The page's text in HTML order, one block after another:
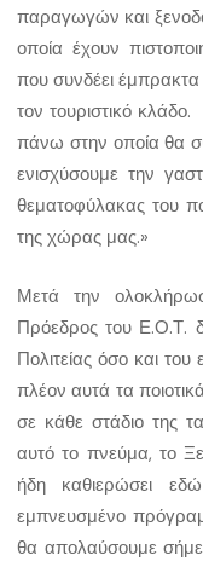
παραγωγών και
οποία έχουν
που συνδέει
τον τουριστικό
πάνω στην οποία θα
ενισχύσουμε την
θεματοφύλακας του
της χώρας μας.»
Μετά την
Πρόεδρος του Ε.Ο.Τ.
Πολιτείας όσο και του
πλέον αυτά τα
σε κάθε στάδιο της
αυτό το πνεύμα, το
ήδη καθιερώσει
εμπνευσμένο
θα απολαύσουμε